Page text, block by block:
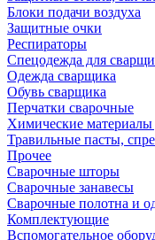
Блоки подачи воздуха
Защитные очки
Респираторы
Спецодежда для
Одежда сварщика
Обувь сварщика
Перчатки сварочные
Химические материалы
Травильные пасты,
Прочее
Сварочные шторы
Сварочные занавесы
Сварочные полотна и
Комплектующие
Вспомогательное